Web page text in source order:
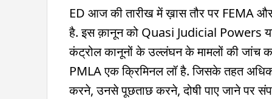
ED आज की तारीख में ख़ास तौर पर FEMA
है. इस क़ानून को Quasi Judicial Powers
कंट्रोल कानूनों के उल्लंघन के मामलों की जांच
PMLA एक क्रिमिनल लॉ है. जिसके तहत
करने, उनसे पूछताछ करने, दोषी पाए जाने पर